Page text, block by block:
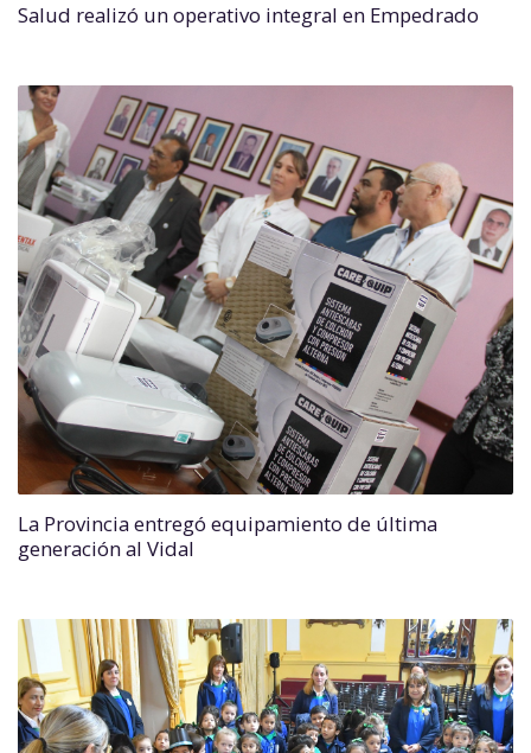
Salud realizó un operativo integral en Empedrado
La Provincia entregó equipamiento de última
generación al Vidal